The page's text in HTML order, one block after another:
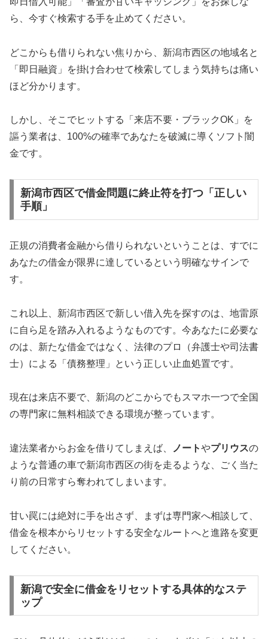
ら、今すぐ検索する手を止めてください。
どこからも借りられない焦りから、新潟市西区の地域名と
「即日融資」を掛け合わせて検索してしまう気持ちは痛い
ほど分かります。
しかし、そこでヒットする「来店不要・ブラックOK」を
謳う業者は、100%の確率であなたを破滅に導くソフト闇
金です。
新潟市西区で借金問題に終止符を打つ「正しい
手順」
正規の消費者金融から借りられないということは、すでに
あなたの借金が限界に達しているという明確なサインで
す。
これ以上、新潟市西区で新しい借入先を探すのは、地雷原
に自ら足を踏み入れるようなものです。今あなたに必要な
のは、新たな借金ではなく、法律のプロ（弁護士や司法書
士）による「債務整理」という正しい止血処置です。
現在は来店不要で、新潟のどこからでもスマホ一つで全国
の専門家に無料相談できる環境が整っています。
違法業者からお金を借りてしまえば、 ノートやプリウスの
ような普通の車で新潟市西区の街を走るような、ごく当た
り前の日常すら奪われてしまいます。
甘い罠には絶対に手を出さず、まずは専門家へ相談して、
借金を根本からリセットする安全なルートへと進路を変更
してください。
新潟で安全に借金をリセットする具体的なステ
ップ